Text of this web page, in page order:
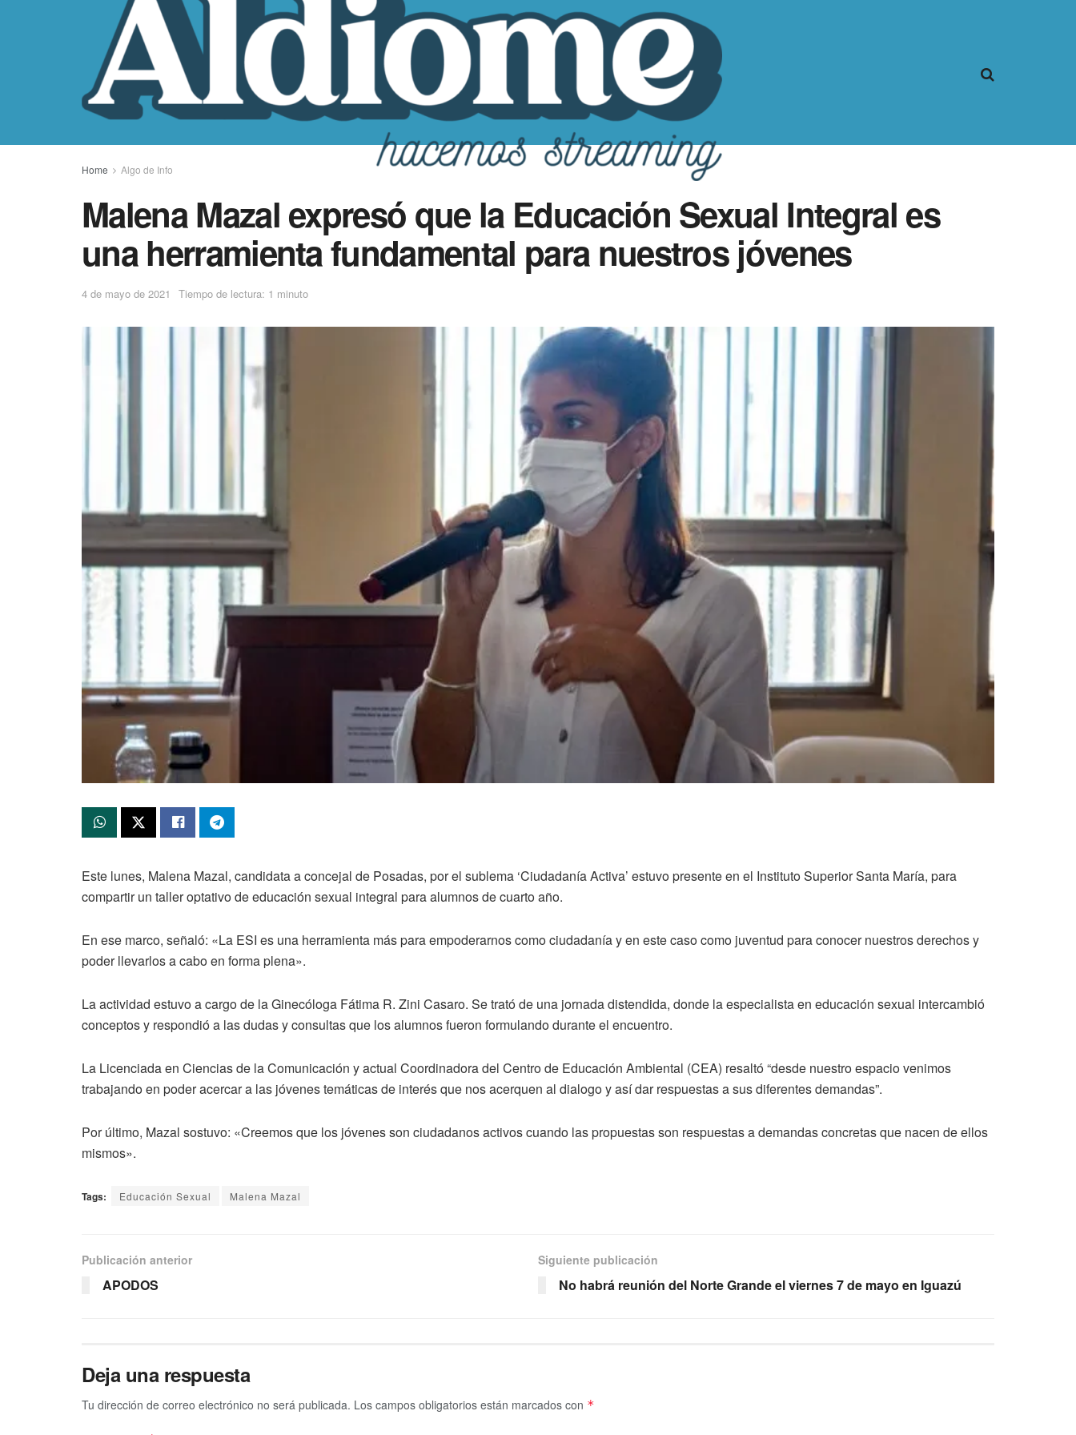
Home Algo de Info
Malena Mazal expresó que la Educación Sexual Integral es
una herramienta fundamental para nuestros jóvenes
4 de mayo de 2021 Tiempo de lectura: 1 minuto
Este lunes, Malena Mazal, candidata a concejal de Posadas, por el sublema ‘Ciudadanía Activa’ estuvo presente en el Instituto Superior Santa María, para
compartir un taller optativo de educación sexual integral para alumnos de cuarto año.
En ese marco, señaló: «La ESI es una herramienta más para empoderarnos como ciudadanía y en este caso como juventud para conocer nuestros derechos y
poder llevarlos a cabo en forma plena».
La actividad estuvo a cargo de la Ginecóloga Fátima R. Zini Casaro. Se trató de una jornada distendida, donde la especialista en educación sexual intercambió
conceptos y respondió a las dudas y consultas que los alumnos fueron formulando durante el encuentro.
La Licenciada en Ciencias de la Comunicación y actual Coordinadora del Centro de Educación Ambiental (CEA) resaltó “desde nuestro espacio venimos
trabajando en poder acercar a las jóvenes temáticas de interés que nos acerquen al dialogo y así dar respuestas a sus diferentes demandas”.
Por último, Mazal sostuvo: «Creemos que los jóvenes son ciudadanos activos cuando las propuestas son respuestas a demandas concretas que nacen de ellos
mismos».
Tags: Educación Sexual Malena Mazal
Publicación anterior
APODOS
Siguiente publicación
No habrá reunión del Norte Grande el viernes 7 de mayo en Iguazú
Deja una respuesta
Tu dirección de correo electrónico no será publicada. Los campos obligatorios están marcados con *